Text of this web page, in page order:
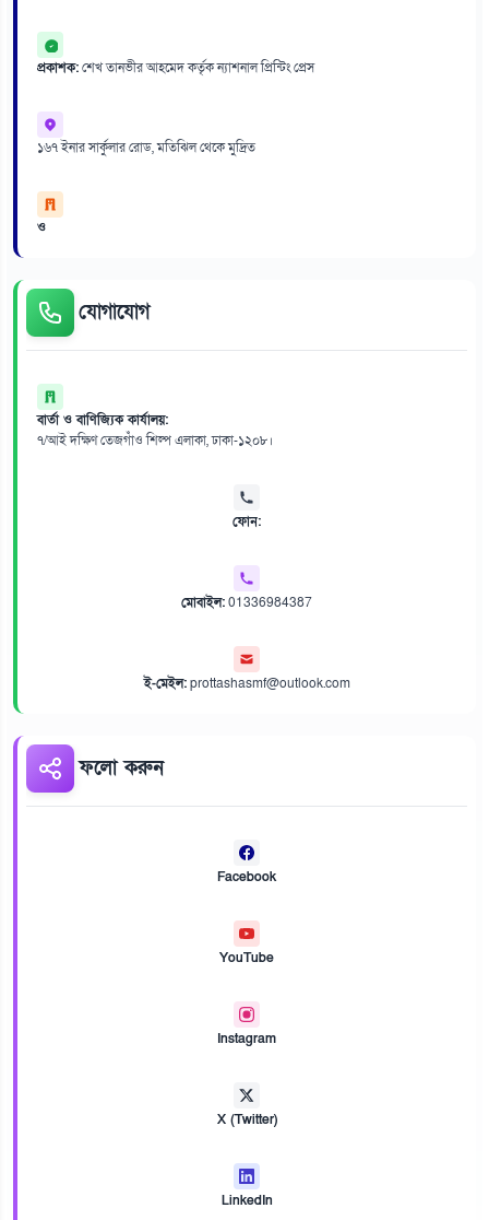
প্রকাশক:শেখ তানভীর আহমেদ কর্তৃক ন্যাশনাল প্রিন্টিং প্রেস
১৬৭ ইনার সার্কুলার রোড, মতিঝিল থেকে মুদ্রিত
ও
যোগাযোগ
বার্তা ও বাণিজ্যিক কার্যালয়:
৭/আই দক্ষিণ তেজগাঁও শিল্প এলাকা, ঢাকা-১২০৮।
ফোন:
মোবাইল:01336984387
ই-মেইল:prottashasmf@outlook.com
ফলো করুন
Facebook
YouTube
Instagram
X (Twitter)
LinkedIn